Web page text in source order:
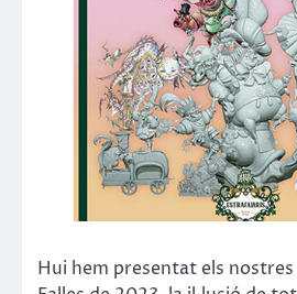
Hui hem presentat els